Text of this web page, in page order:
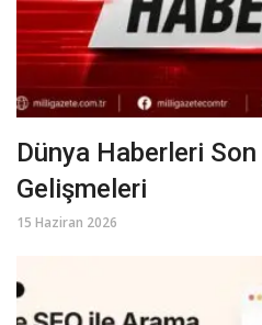
Dünya Haberleri
Gelişmeleri
15 Haziran 2026